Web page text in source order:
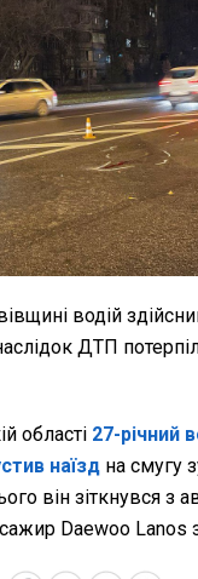
водій
ДТП
області 27-річний
наїзд на смугу
він зіткнувся з
Daewoo Lanos